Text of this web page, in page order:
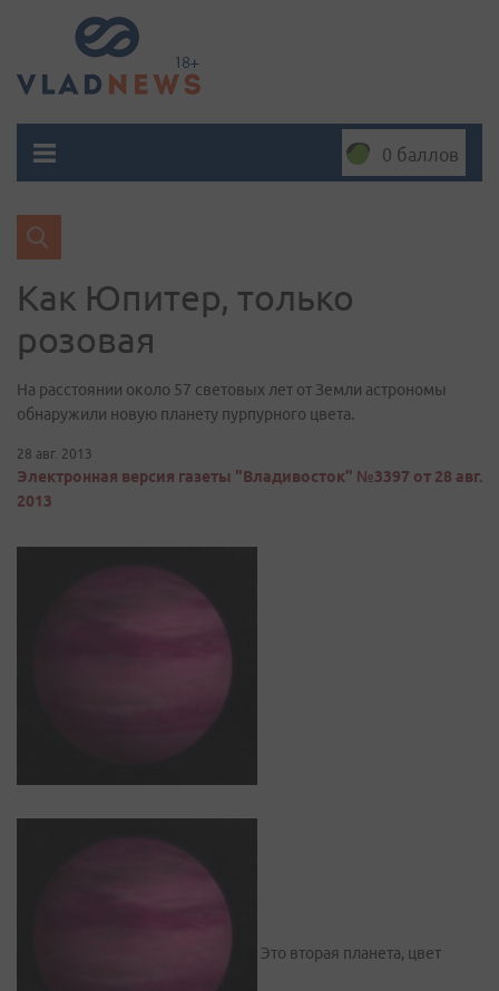
0 баллов
Как Юпитер, только
розовая
На расстоянии около 57 световых лет от Земли астрономы
обнаружили новую планету пурпурного цвета.
28 авг. 2013
Электронная версия газеты "Владивосток" №3397 от 28 авг.
2013
Это вторая планета, цвет